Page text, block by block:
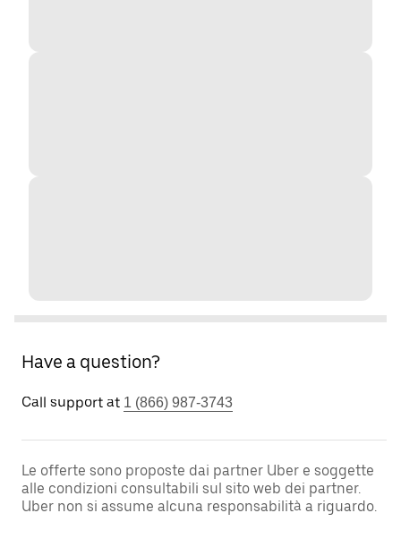
Have a question?
Call support at 1 (866) 987-3743
Le offerte sono proposte dai partner Uber e soggette
alle condizioni consultabili sul sito web dei partner.
Uber non si assume alcuna responsabilità a riguardo.